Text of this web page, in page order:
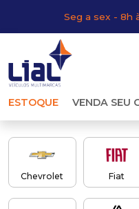
Seg a sex - 8h
ESTOQUE VENDA SEU
Chevrolet Fiat